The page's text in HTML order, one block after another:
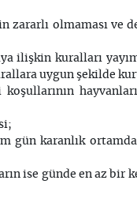
zararlı olmaması ve
ilişkin kuralları
uygun şekilde
gün karanlık ortamda
ise günde en az bir